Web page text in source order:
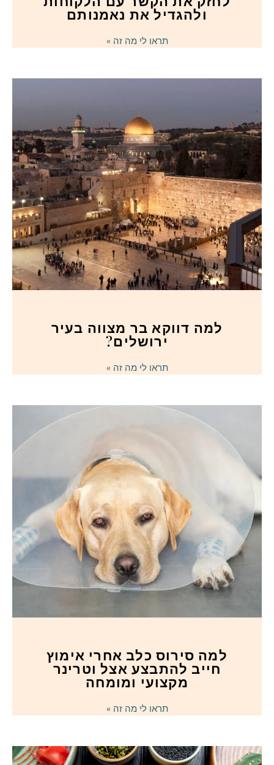
ולהגדיל את נאמנותם
תראו לי מה זה »
למה דווקא בר מצווה בעיר
ירושלים?
תראו לי מה זה »
למה סירוס כלב אחרי אימוץ
חייב להתבצע אצל וטרינר
מקצועי ומומחה
תראו לי מה זה »